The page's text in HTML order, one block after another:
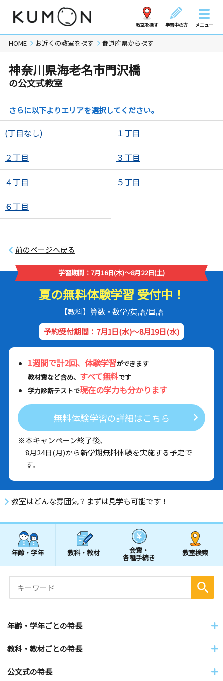
教室を探す 学習中の方 メニュー
HOME お近くの教室を探す 都道府県から探す
神奈川県海老名市門沢橋
の公文式教室
さらに以下よりエリアを選択してください。
(丁目なし) １丁目
２丁目 ３丁目
４丁目 ５丁目
６丁目
前のページへ戻る
学習期間：7月16日(木)～8月22日(土)
夏の無料体験学習 受付中！
【教科】算数・数学/英語/国語
予約受付期間：7月1日(水)～8月19日(水)
1週間で計2回、体験学習ができます
教材費など含め、 すべて無料です
学力診断テストで現在の学力も分かります
無料体験学習の詳細はこちら
※本キャンペーン終了後、
8月24日(月)から新学期無料体験を実施する予定で
す。
教室はどんな雰囲気？まずは見学も可能です！
年齢・学年 教科・教材 会費・
各種手続き
教室検索
年齢・学年ごとの特長
教科・教材ごとの特長
公文式の特長